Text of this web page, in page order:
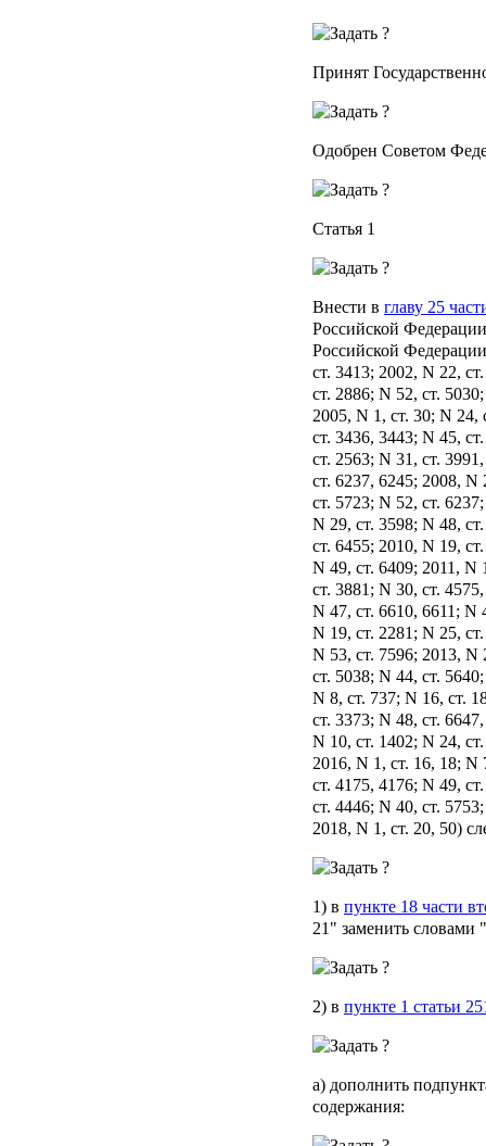
Принят
Одобрен Советом
Статья 1
Внести в главу 25
Российской
Российской
ст. 3413; 2002, N 22,
ст. 2886; N 52, ст.
2005, N 1, ст. 30; N 24,
ст. 3436, 3443; N 45,
ст. 2563; N 31, ст.
ст. 6237, 6245; 2008, N
ст. 5723; N 52, ст.
N 29, ст. 3598; N 48,
ст. 6455; 2010, N 19,
N 49, ст. 6409; 2011, N
ст. 3881; N 30, ст.
N 47, ст. 6610, 6611; N
N 19, ст. 2281; N 25,
N 53, ст. 7596; 2013, N
ст. 5038; N 44, ст.
N 8, ст. 737; N 16, ст.
ст. 3373; N 48, ст.
N 10, ст. 1402; N 24,
2016, N 1, ст. 16, 18; N
ст. 4175, 4176; N 49,
ст. 4446; N 40, ст.
2018, N 1, ст. 20, 50)
1) в пункте 18 части
21" заменить
2) в пункте 1 статьи
а) дополнить
содержания: